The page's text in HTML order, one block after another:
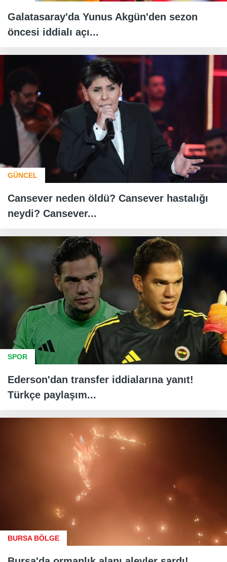
Galatasaray'da Yunus Akgün'den sezon
öncesi iddialı açı...
GÜNCEL
Cansever neden öldü? Cansever hastalığı
neydi? Cansever...
SPOR
Ederson'dan transfer iddialarına yanıt!
Türkçe paylaşım...
BURSA BÖLGE